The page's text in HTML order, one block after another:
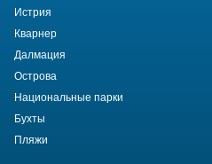
Истрия
Кварнер
Далмация
Острова
Национальные парки
Бухты
Пляжи